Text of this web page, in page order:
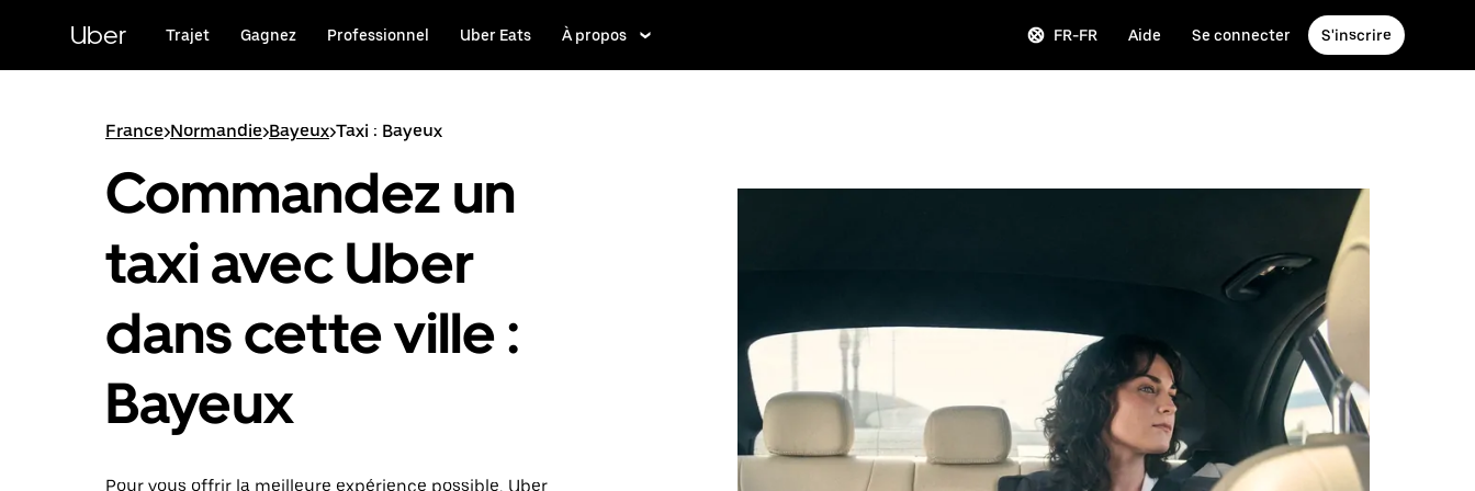
principal
Uber Trajet Gagnez Professionnel Uber Eats À propos FR-FR Aide Se connecter S'inscrire
France>Normandie>Bayeux>Taxi : Bayeux
Commandez un
taxi avec Uber
dans cette ville :
Bayeux
Pour vous offrir la meilleure expérience possible, Uber